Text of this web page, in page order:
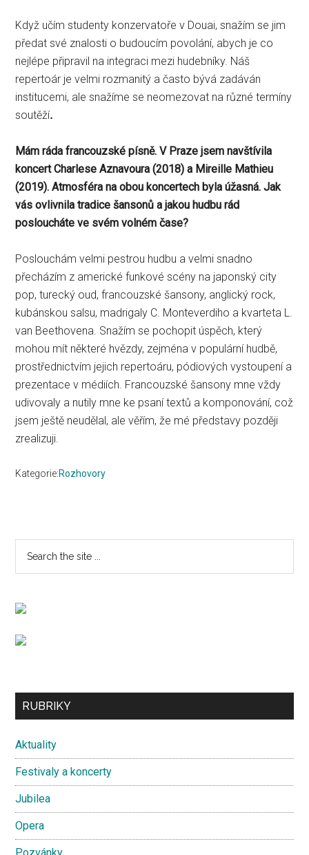
Když učím studenty konzervatoře v Douai, snažím se jim
předat své znalosti o budoucím povolání, abych je co
nejlépe připravil na integraci mezi hudebníky. Náš
repertoár je velmi rozmanitý a často bývá zadáván
institucemi, ale snažíme se neomezovat na různé termíny
soutěží.
Mám ráda francouzské písně. V Praze jsem navštívila
koncert Charlese Aznavoura (2018) a Mireille Mathieu
(2019). Atmosféra na obou koncertech byla úžasná. Jak
vás ovlivnila tradice šansonů a jakou hudbu rád
posloucháte ve svém volném čase?
Poslouchám velmi pestrou hudbu a velmi snadno
přecházím z americké funkové scény na japonský city
pop, turecký oud, francouzské šansony, anglický rock,
kubánskou salsu, madrigaly C. Monteverdiho a kvarteta L.
van Beethovena. Snažím se pochopit úspěch, který
mohou mít některé hvězdy, zejména v populární hudbě,
prostřednictvím jejich repertoáru, pódiových vystoupení a
prezentace v médiích. Francouzské šansony mne vždy
udivovaly a nutily mne ke psaní textů a komponování, což
jsem ještě neudělal, ale věřím, že mé představy později
zrealizuji.
Kategorie:Rozhovory
Primary
Sidebar
...
Secondary
RUBRIKY
Aktuality
Festivaly a koncerty
Jubilea
Opera